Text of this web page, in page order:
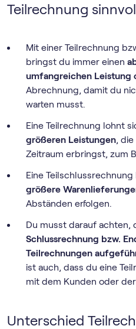
Teilrechnung
Mit einer Teilrechnung
bringst du immer einen
umfangreichen Leistung
Abrechnung, damit du
warten musst.
Eine Teilrechnung lohnt
größeren Leistungen,
Zeitraum erbringst, zum
Eine
größere
Abständen erfolgen.
Du musst darauf achten,
Schlussrechnung bzw.
Teilrechnungen
ist auch, dass du eine
mit dem Kunden oder
Unterschied